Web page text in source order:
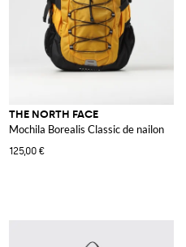
THE NORTH FACE
Mochila Borealis Classic de nailon
125,00 €